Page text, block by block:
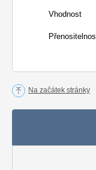
Vhodnost
Na začátek stránky